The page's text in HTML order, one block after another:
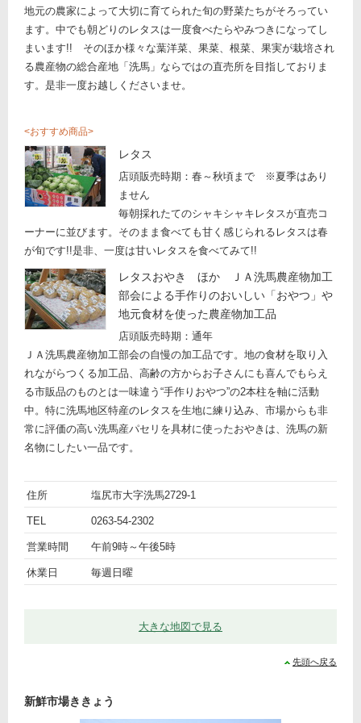
地元の農家によって大切に育てられた旬の野菜たちがそろってい
ます。中でも朝どりのレタスは一度食べたらやみつきになってし
まいます!! そのほか様々な葉洋菜、果菜、根菜、果実が栽培され
る農産物の総合産地「洗馬」ならではの直売所を目指しておりま
す。是非一度お越しくださいませ。
おすすめ商品
レタス
店頭販売時期：春～秋頃まで ※夏季はあり
ません
毎朝採れたてのシャキシャキレタスが直売コ
ーナーに並びます。そのまま食べても甘く感じられるレタスは春
が旬です!!是非、一度は甘いレタスを食べてみて!!
レタスおやき ほか ＪＡ洗馬農産物加工
部会による手作りのおいしい「おやつ」や
地元食材を使った農産物加工品
店頭販売時期：通年
ＪＡ洗馬農産物加工部会の自慢の加工品です。地の食材を取り入
れながらつくる加工品、高齢の方からお子さんにも喜んでもらえ
る市販品のものとは一味違う“手作りおやつ”の2本柱を軸に活動
中。特に洗馬地区特産のレタスを生地に練り込み、市場からも非
常に評価の高い洗馬産パセリを具材に使ったおやきは、洗馬の新
名物にしたい一品です。
ト
ッ
ク
細
名
洗
馬
農
産
ピ
住所 塩尻市大字洗馬2729-1
TEL 0263-54-2302
営業時間 午前9時～午後5時
休業日 毎週日曜
大きな地図で見る
先頭へ戻る
新鮮市場ききょう